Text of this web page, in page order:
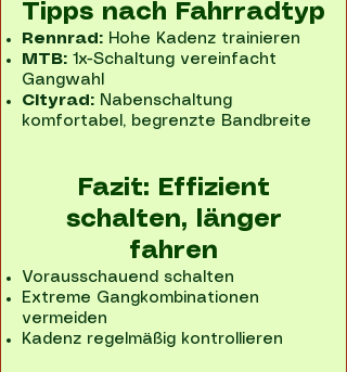
Tipps nach Fahrradtyp
Rennrad: Hohe Kadenz trainieren
MTB: 1x-Schaltung vereinfacht
Gangwahl
Cityrad: Nabenschaltung
komfortabel, begrenzte Bandbreite
Fazit: Effizient
schalten, länger
fahren
Vorausschauend schalten
Extreme Gangkombinationen
vermeiden
Kadenz regelmäßig kontrollieren